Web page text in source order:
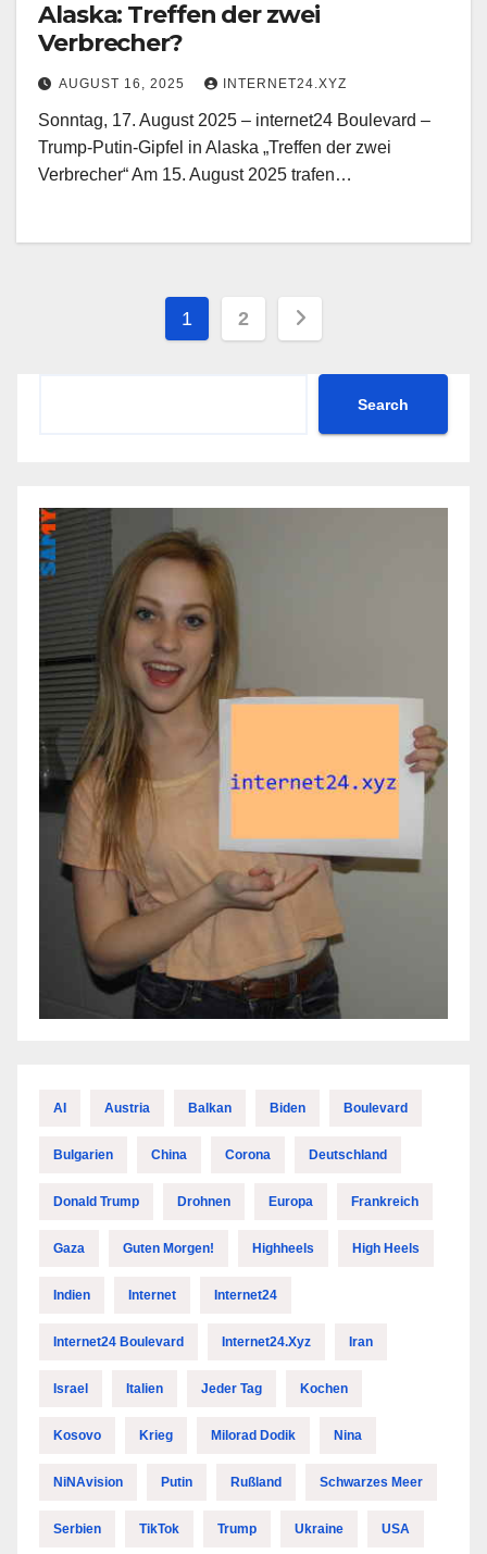
Alaska: Treffen der zwei
Verbrecher?
AUGUST 16, 2025 INTERNET24.XYZ
Sonntag, 17. August 2025 – internet24 Boulevard –
Trump-Putin-Gipfel in Alaska „Treffen der zwei
Verbrecher“ Am 15. August 2025 trafen…
Posts
pagination
1 2
Search
AI Austria Balkan Biden Boulevard
Bulgarien China Corona Deutschland
Donald Trump Drohnen Europa Frankreich
Gaza Guten Morgen! Highheels High Heels
Indien Internet Internet24
Internet24 Boulevard Internet24.xyz Iran
Israel Italien Jeder Tag Kochen
Kosovo Krieg Milorad Dodik Nina
NiNAvision Putin Rußland Schwarzes Meer
Serbien TikTok Trump Ukraine USA